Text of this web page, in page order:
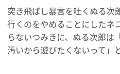
突き飛ばし暴言を吐くぬる次
行くのをやめることにしたネ
らないつみきに、ぬる次郎は
汚いから遊びたくないって」